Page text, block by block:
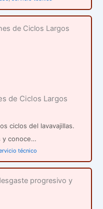
de Ciclos Largos
ciclos del lavavajillas.
y conoce…
técnico